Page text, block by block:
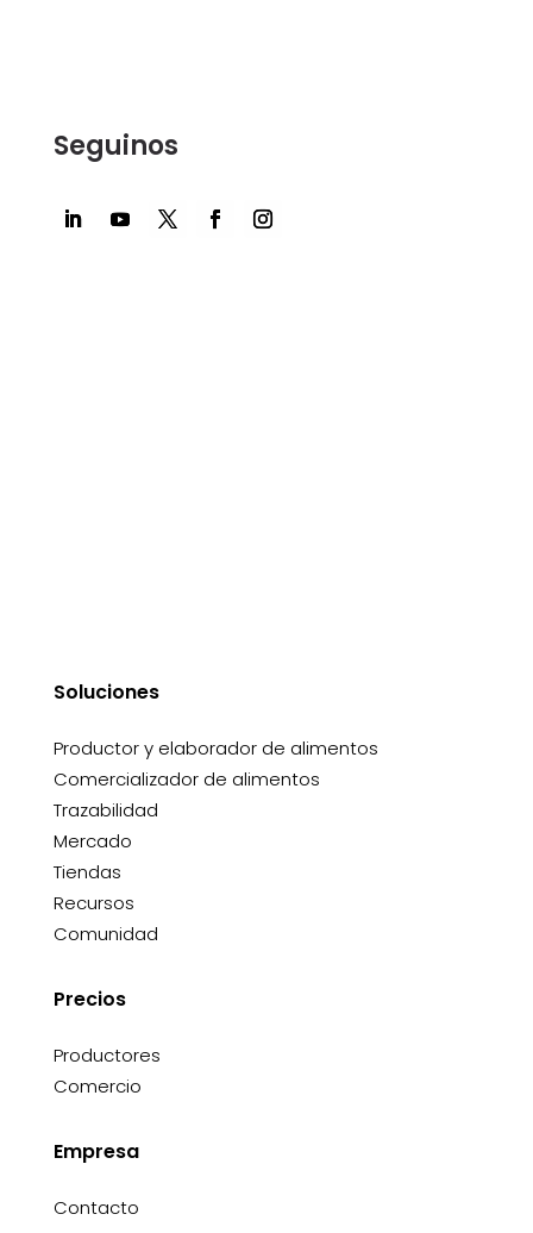
Seguinos
Soluciones
Productor y elaborador de alimentos
Comercializador de alimentos
Trazabilidad
Mercado
Tiendas
Recursos
Comunidad
Precios
Productores
Comercio
Empresa
Contacto